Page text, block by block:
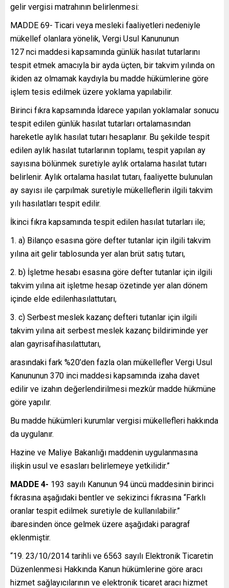
gelir vergisi matrahının belirlenmesi:
MADDE 69- Ticari veya mesleki faaliyetleri nedeniyle
mükellef olanlara yönelik, Vergi Usul Kanununun
127 nci maddesi kapsamında günlük hasılat tutarlarını
tespit etmek amacıyla bir ayda üçten, bir takvim yılında on
ikiden az olmamak kaydıyla bu madde hükümlerine göre
işlem tesis edilmek üzere yoklama yapılabilir.
Birinci fıkra kapsamında İdarece yapılan yoklamalar sonucu
tespit edilen günlük hasılat tutarları ortalamasından
hareketle aylık hasılat tutarı hesaplanır. Bu şekilde tespit
edilen aylık hasılat tutarlarının toplamı, tespit yapılan ay
sayısına bölünmek suretiyle aylık ortalama hasılat tutarı
belirlenir. Aylık ortalama hasılat tutarı, faaliyette bulunulan
ay sayısı ile çarpılmak suretiyle mükelleflerin ilgili takvim
yılı hasılatları tespit edilir.
İkinci fıkra kapsamında tespit edilen hasılat tutarları ile;
a) Bilanço esasına göre defter tutanlar için ilgili takvim
yılına ait gelir tablosunda yer alan brüt satış tutarı,
b) İşletme hesabı esasına göre defter tutanlar için ilgili
takvim yılına ait işletme hesap özetinde yer alan dönem
içinde elde edilenhasılattutarı,
c) Serbest meslek kazanç defteri tutanlar için ilgili
takvim yılına ait serbest meslek kazanç bildiriminde yer
alan gayrisafihasılattutarı,
arasındaki fark %20’den fazla olan mükellefler Vergi Usul
Kanununun 370 inci maddesi kapsamında izaha davet
edilir ve izahın değerlendirilmesi mezkûr madde hükmüne
göre yapılır.
Bu madde hükümleri kurumlar vergisi mükellefleri hakkında
da uygulanır.
Hazine ve Maliye Bakanlığı maddenin uygulanmasına
ilişkin usul ve esasları belirlemeye yetkilidir.”
MADDE 4- 193 sayılı Kanunun 94 üncü maddesinin birinci
fıkrasına aşağıdaki bentler ve sekizinci fıkrasına “Farklı
oranlar tespit edilmek suretiyle de kullanılabilir.”
ibaresinden önce gelmek üzere aşağıdaki paragraf
eklenmiştir.
“19. 23/10/2014 tarihli ve 6563 sayılı Elektronik Ticaretin
Düzenlenmesi Hakkında Kanun hükümlerine göre aracı
hizmet sağlayıcılarının ve elektronik ticaret aracı hizmet